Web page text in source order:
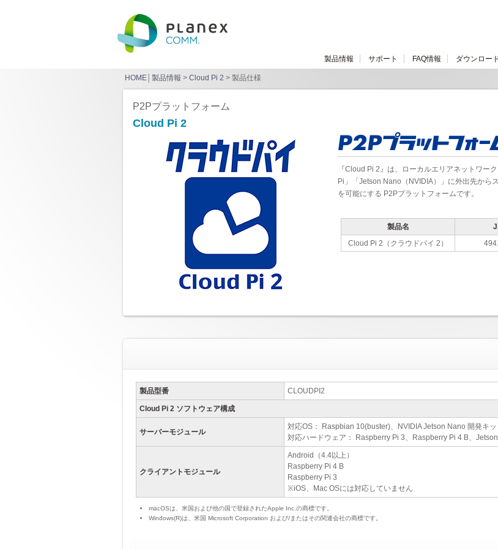
製品情報 サポート FAQ情報 ダウンロー
HOME 製品情報 > Cloud Pi 2 > 製品仕様
P2Pプラットフォーム
Cloud Pi 2
『Cloud Pi 2』は、ローカルエリアネットワー
Pi」「Jetson Nano（NVIDIA）」に外出先から
を可能にする P2Pプラットフォームです。
製品名
Cloud Pi 2（クラウドパイ 2）
製品型番 CLOUDPI2
Cloud Pi 2 ソフトウェア構成
サーバーモジュール
対応OS： Raspbian 10(buster)、NVIDIA Jetson Nano 開発キッ
対応ハードウェア： Raspberry Pi 3、Raspberry Pi 4 B、
クライアントモジュール
Android（4.4以上）
Raspberry Pi 4 B
Raspberry Pi 3
※iOS、Mac OSには対応していません
macOSは、米国および他の国で登録されたApple Inc.の商標です。
Windows(R)は、米国 Microsoft Corporation および/またはその関連会社の商標です。